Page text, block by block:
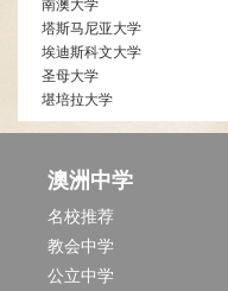
塔斯马尼亚大学
埃迪斯科文大学
圣母大学
堪培拉大学
澳洲中学
名校推荐
教会中学
公立中学